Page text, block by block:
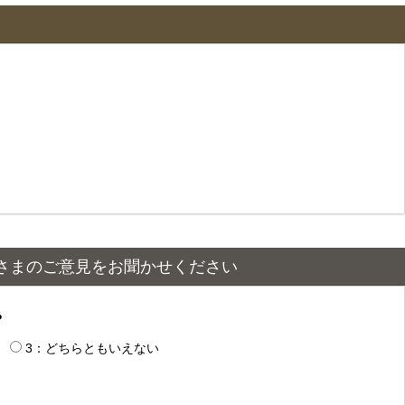
まのご意見をお聞かせください
3：どちらともいえない